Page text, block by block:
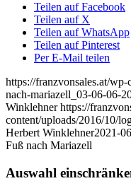
Teilen auf Facebook
Teilen auf X
Teilen auf WhatsApp
Teilen auf Pinterest
Per E-Mail teilen
https://franzvonsales.at/
nach-mariazell_03-06-06-
Winklehner https://
content/uploads/2016/10/
Herbert Winklehner2021-
Fuß nach Mariazell
Auswahl